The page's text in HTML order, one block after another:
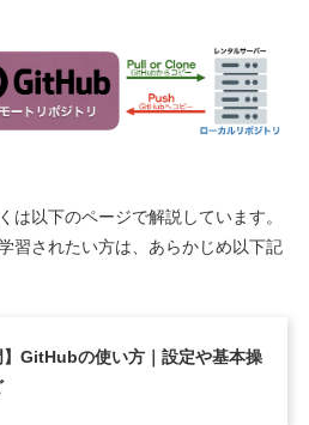
は以下のページで解説しています。
習されたい方は、あらかじめ以下記
】GitHubの使い方｜設定や基本操